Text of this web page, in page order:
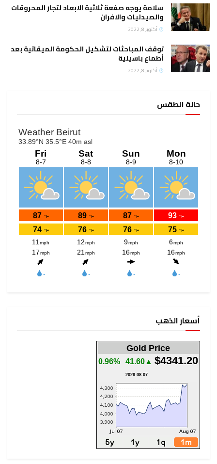
سلامة يوجه صفعة ثلاثية الابعاد لتجار المحروقات
والصيدليات والافران
أكتوبر 8, 2022
توقف المباحثات لتشكيل الحكومة الميقاتية بعد
أطماع باسيلية
أكتوبر 8, 2022
حالة الطقس
أسعار الذهب
Gold Price
$4341.20
▲41.60
0.96%
2026.08.07